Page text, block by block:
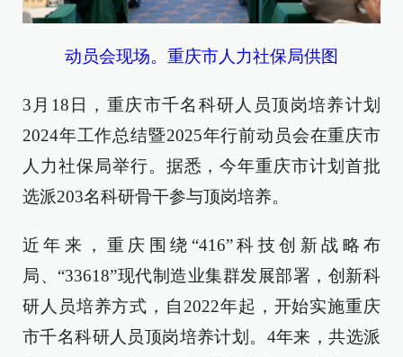
动员会现场。重庆市人力社保局供图
3月18日，重庆市千名科研人员顶岗培养计划
2024年工作总结暨2025年行前动员会在重庆市
人力社保局举行。据悉，今年重庆市计划首批
选派203名科研骨干参与顶岗培养。
近年来，重庆围绕“416”科技创新战略布
局、“33618”现代制造业集群发展部署，创新科
研人员培养方式，自2022年起，开始实施重庆
市千名科研人员顶岗培养计划。4年来，共选派